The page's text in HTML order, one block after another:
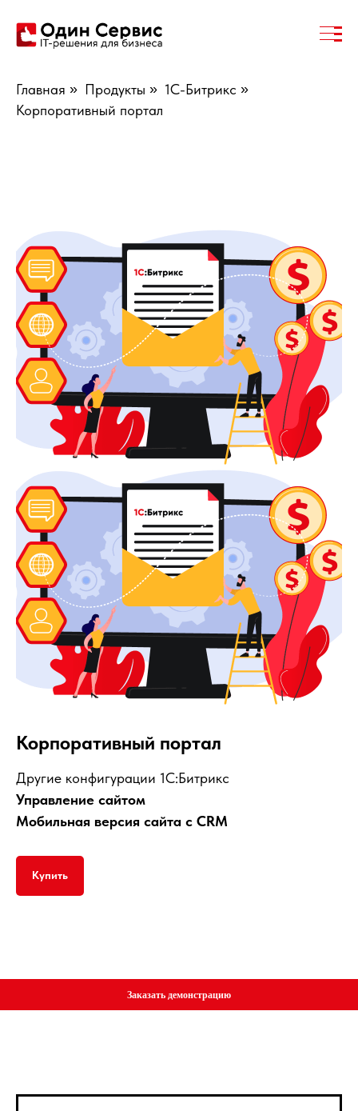
Главная » Продукты » 1С-Битрикс »
Корпоративный портал
Корпоративный портал
Другие конфигурации 1С:Битрикс
Управление сайтом
Мобильная версия сайта с CRM
Купить
Заказать демонстрацию